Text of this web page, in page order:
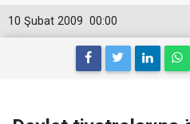
00:00
10 Şubat 2009